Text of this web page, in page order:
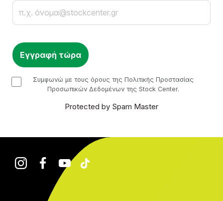
checkbox
Συμφωνώ με τους όρους της Πολιτικής Προστασίας
Προσωπικών Δεδομένων της Stock Center.
Protected by Spam Master